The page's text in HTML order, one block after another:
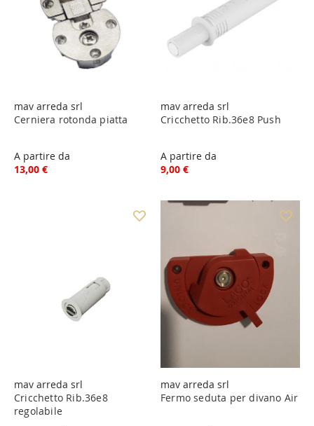
mav arreda srl
Cerniera rotonda piatta
A partire da
13,00 €
mav arreda srl
Cricchetto Rib.36e8 Push
A partire da
9,00 €
mav arreda srl
Cricchetto Rib.36e8
regolabile
mav arreda srl
Fermo seduta per divano Air